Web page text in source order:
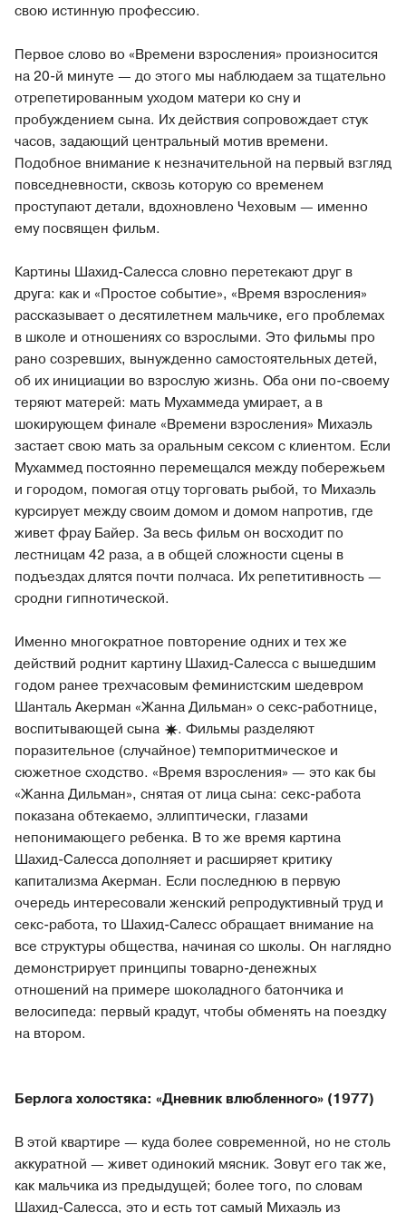
свою истинную профессию.
Первое слово во «Времени взросления» произносится
на 20-й минуте — до этого мы наблюдаем за тщательно
отрепетированным уходом матери ко сну и
пробуждением сына. Их действия сопровождает стук
часов, задающий центральный мотив времени.
Подобное внимание к незначительной на первый взгляд
повседневности, сквозь которую со временем
проступают детали, вдохновлено Чеховым — именно
ему посвящен фильм.
Картины Шахид-Салесса словно перетекают друг в
друга: как и «Простое событие», «Время взросления»
рассказывает о десятилетнем мальчике, его проблемах
в школе и отношениях со взрослыми. Это фильмы про
рано созревших, вынужденно самостоятельных детей,
об их инициации во взрослую жизнь. Оба они по-своему
теряют матерей: мать Мухаммеда умирает, а в
шокирующем финале «Времени взросления» Михаэль
застает свою мать за оральным сексом с клиентом. Если
Мухаммед постоянно перемещался между побережьем
и городом, помогая отцу торговать рыбой, то Михаэль
курсирует между своим домом и домом напротив, где
живет фрау Байер. За весь фильм он восходит по
лестницам 42 раза, а в общей сложности сцены в
подъездах длятся почти полчаса. Их репетитивность —
сродни гипнотической.
Именно многократное повторение одних и тех же
действий роднит картину Шахид-Салесса с вышедшим
годом ранее трехчасовым феминистским шедевром
Шанталь Акерман «Жанна Дильман» о секс-работнице,
воспитывающей сына
. Фильмы разделяют
поразительное (случайное) темпоритмическое и
сюжетное сходство. «Время взросления» — это как бы
«Жанна Дильман», снятая от лица сына: секс-работа
показана обтекаемо, эллиптически, глазами
непонимающего ребенка. В то же время картина
Шахид-Салесса дополняет и расширяет критику
капитализма Акерман. Если последнюю в первую
очередь интересовали женский репродуктивный труд и
секс-работа, то Шахид-Салесс обращает внимание на
все структуры общества, начиная со школы. Он наглядно
демонстрирует принципы товарно-денежных
отношений на примере шоколадного батончика и
велосипеда: первый крадут, чтобы обменять на поездку
на втором.
Берлога холостяка: «Дневник влюбленного» (1977)
В этой квартире — куда более современной, но не столь
аккуратной — живет одинокий мясник. Зовут его так же,
как мальчика из предыдущей; более того, по словам
Шахид-Салесса, это и есть тот самый Михаэль из